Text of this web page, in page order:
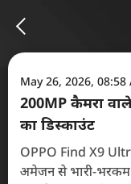
May 26, 2026, 08:58
200MP कैमरा
का डिस्काउंट
OPPO Find X9
अमेजन से भारी-भरकम